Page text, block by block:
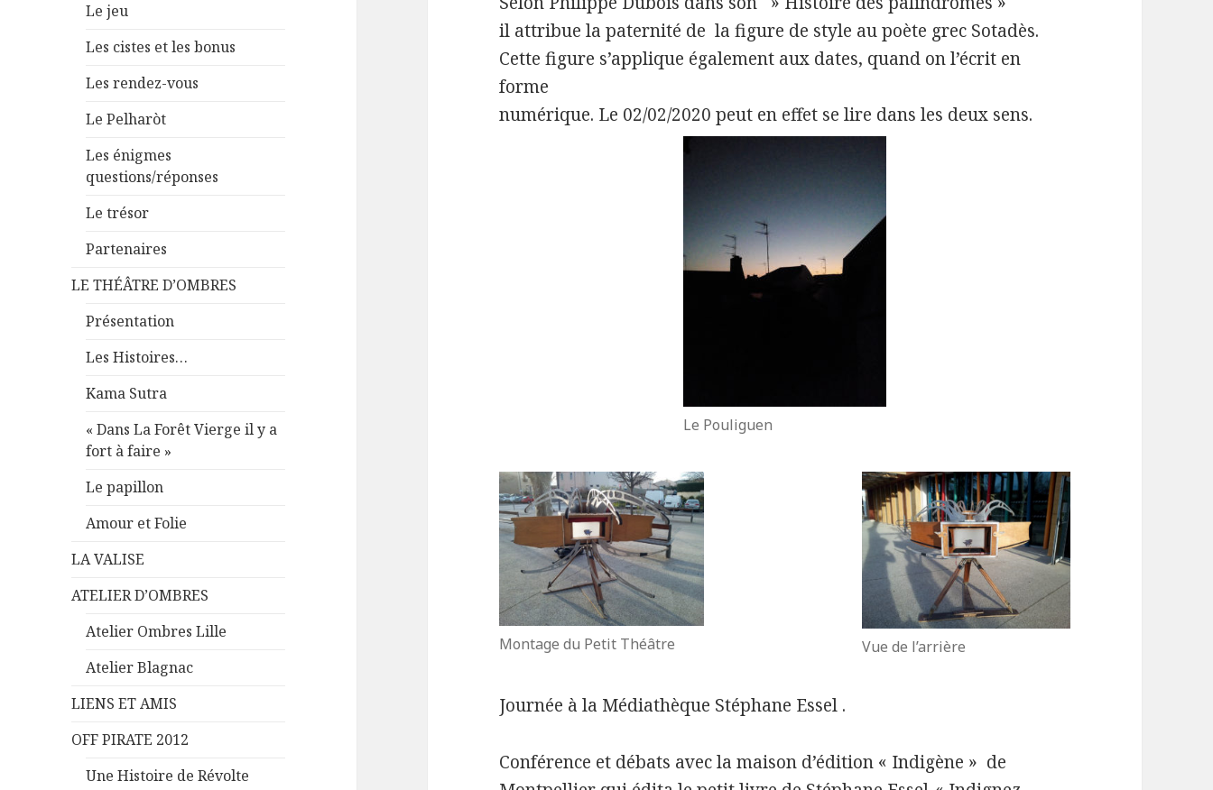
Le jeu
Les cistes et les bonus
Les rendez-vous
Le Pelharòt
Les énigmes
questions/réponses
Le trésor
Partenaires
LE THÉÂTRE D’OMBRES
Présentation
Les Histoires…
Kama Sutra
« Dans La Forêt Vierge il y a
fort à faire »
Le papillon
Amour et Folie
LA VALISE
ATELIER D’OMBRES
Atelier Ombres Lille
Atelier Blagnac
LIENS ET AMIS
OFF PIRATE 2012
Une Histoire de Révolte
il attribue la paternité de la figure de style au poète grec Sotadès.
Cette figure s’applique également aux dates, quand on l’écrit en
forme
numérique. Le 02/02/2020 peut en effet se lire dans les deux sens.
Le Pouliguen
Montage du Petit Théâtre Vue de l’arrière
Journée à la Médiathèque Stéphane Essel .
Conférence et débats avec la maison d’édition « Indigène » de